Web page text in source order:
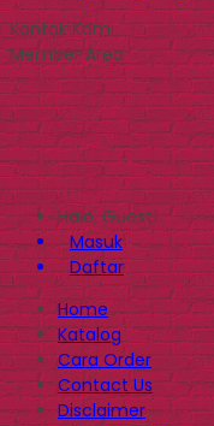
Kontak Kami
Member Area
Halo, Guest!
Masuk
Daftar
Home
Katalog
Cara Order
Contact Us
Disclaimer